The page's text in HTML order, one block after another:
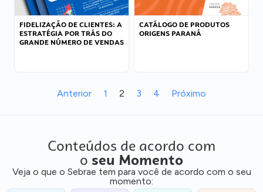
FIDELIZAÇÃO DE CLIENTES: A
ESTRATÉGIA POR TRÁS DO
GRANDE NÚMERO DE VENDAS
CATÁLOGO DE PRODUTOS
ORIGENS PARANÁ
Anterior 1 2 3 4 Próximo
Conteúdos de acordo com
o seu Momento
Veja o que o Sebrae tem para você de acordo com o seu
momento: